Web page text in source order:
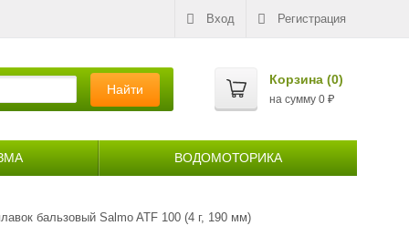
Вход Регистрация
Найти
Корзина (0)
на сумму 0 ₽
ВОДОМОТОРИКА
бальзовый Salmo ATF 100 (4 г, 190 мм)